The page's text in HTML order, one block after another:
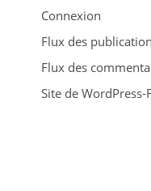
Connexion
Flux des
Flux des
Site de WordPress-